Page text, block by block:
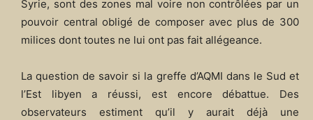
Syrie, sont des zones mal voire non contrôlées par un
pouvoir central obligé de composer avec plus de 300
milices dont toutes ne lui ont pas fait allégeance.
La question de savoir si la greffe d’AQMI dans le Sud et
l’Est libyen a réussi, est encore débattue. Des
observateurs estiment qu’il y aurait déjà une